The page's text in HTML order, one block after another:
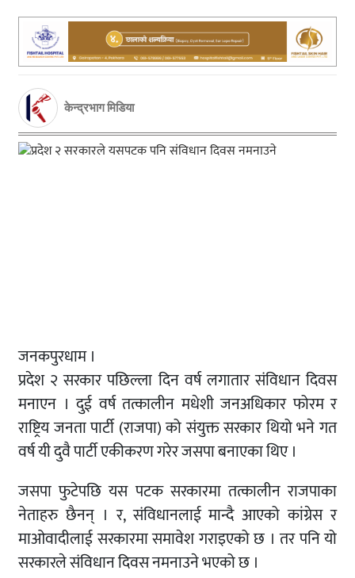
केन्द्रभाग मिडिया
जनकपुरधाम ।
प्रदेश २ सरकार पछिल्ला दिन वर्ष लगातार संविधान दिवस
मनाएन । दुई वर्ष तत्कालीन मधेशी जनअधिकार फोरम र
राष्ट्रिय जनता पार्टी (राजपा) को संयुक्त सरकार थियो भने गत
वर्ष यी दुवै पार्टी एकीकरण गरेर जसपा बनाएका थिए ।
जसपा फुटेपछि यस पटक सरकारमा तत्कालीन राजपाका
नेताहरु छैनन् । र, संविधानलाई मान्दै आएको कांग्रेस र
माओवादीलाई सरकारमा समावेश गराइएको छ । तर पनि यो
सरकारले संविधान दिवस नमनाउने भएको छ ।